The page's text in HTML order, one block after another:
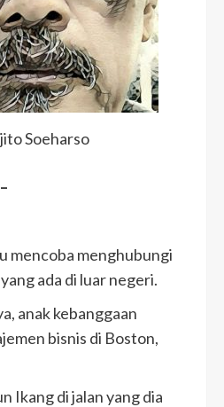
Soeharso
mencoba menghubungi
ada di luar negeri.
anak kebanggaan
bisnis di Boston,
Ikang di jalan yang dia